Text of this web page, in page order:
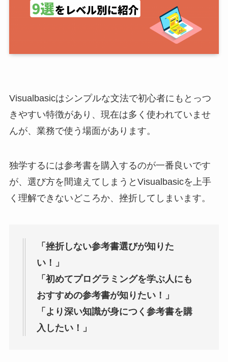
Visualbasicはシンプルな文法で初心者にもとっつ
きやすい特徴があり、現在は多く使われていませ
んが、業務で使う場面があります。
独学するには参考書を購入するのが一番良いです
が、選び方を間違えてしまうとVisualbasicを上手
く理解できないどころか、挫折してしまいます。
「挫折しない参考書選びが知りた
い！」
「初めてプログラミングを学ぶ人にも
おすすめの参考書が知りたい！」
「より深い知識が身につく参考書を購
入したい！」